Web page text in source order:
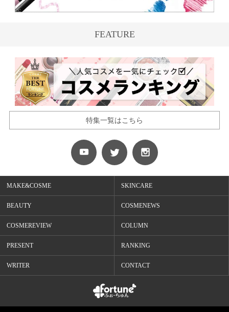
FEATURE
特集一覧はこちら
MAKE&COSME SKINCARE
BEAUTY COSMENEWS
COSMEREVIEW COLUMN
PRESENT RANKING
WRITER CONTACT